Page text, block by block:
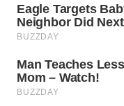
WN
WN
PADANG